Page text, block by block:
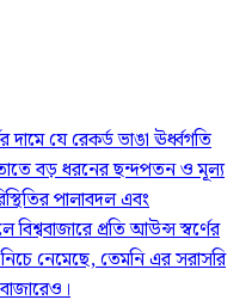
যে রেকর্ড ভাঙা ঊর্ধ্বগতি
বড় ধরনের ছন্দপতন ও মূল্য
পালাবদল এবং
প্রতি আউন্স স্বর্ণের
নেমেছে, তেমনি এর সরাসরি